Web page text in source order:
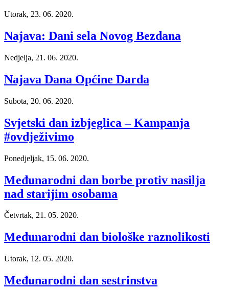
Utorak, 23. 06. 2020.
Najava: Dani sela Novog Bezdana
Nedjelja, 21. 06. 2020.
Najava Dana Općine Darda
Subota, 20. 06. 2020.
Svjetski dan izbjeglica – Kampanja
#ovdježivimo
Ponedjeljak, 15. 06. 2020.
Međunarodni dan borbe protiv nasilja
nad starijim osobama
Četvrtak, 21. 05. 2020.
Međunarodni dan biološke raznolikosti
Utorak, 12. 05. 2020.
Međunarodni dan sestrinstva